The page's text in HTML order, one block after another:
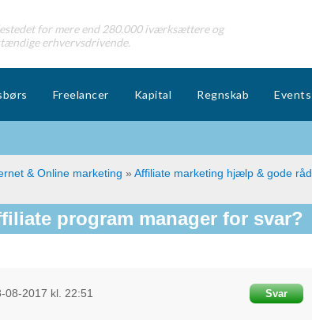
for mere end 280.000 iværksættere og
erhvervsdrivende.
Freelancer Kapital Regnskab Events
& Online marketing » Affiliate marketing hjælp & gode råd
program manager for svar?
08-2017 kl. 22:51 Svar